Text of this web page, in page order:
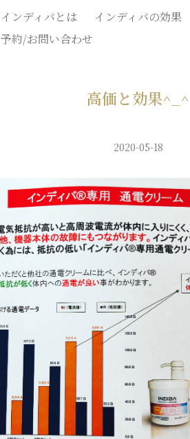
インディバとは インディバの効果
予約/お問い合わせ
高価と効果^_^
2020-05-18